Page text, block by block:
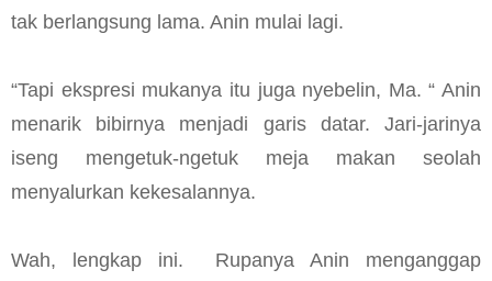
tak berlangsung lama. Anin mulai lagi.
“Tapi ekspresi mukanya itu juga nyebelin, Ma. “ Anin
menarik bibirnya menjadi garis datar. Jari-jarinya
iseng mengetuk-ngetuk meja makan seolah
menyalurkan kekesalannya.
Wah, lengkap ini. Rupanya Anin menganggap